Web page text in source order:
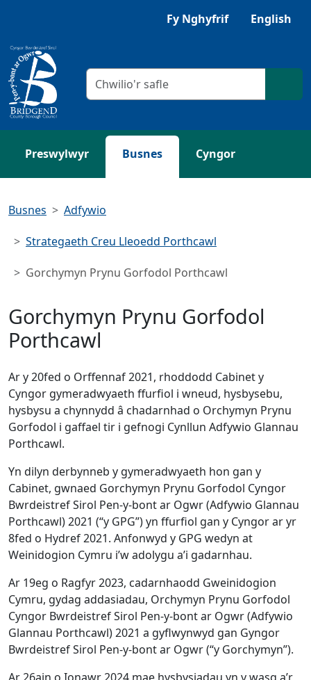
Gwrandewch gyda Browsealoud
Fy Nghyfrif English
Meini prawf chwilio
Preswylwyr Busnes Cyngor
Busnes Adfywio
Strategaeth Creu Lleoedd Porthcawl
Gorchymyn Prynu Gorfodol Porthcawl
Gorchymyn Prynu Gorfodol
Porthcawl
Ar y 20fed o Orffennaf 2021, rhoddodd Cabinet y
Cyngor gymeradwyaeth ffurfiol i wneud, hysbysebu,
hysbysu a chynnydd â chadarnhad o Orchymyn Prynu
Gorfodol i gaffael tir i gefnogi Cynllun Adfywio Glannau
Porthcawl.
Yn dilyn derbynneb y gymeradwyaeth hon gan y
Cabinet, gwnaed Gorchymyn Prynu Gorfodol Cyngor
Bwrdeistref Sirol Pen-y-bont ar Ogwr (Adfywio Glannau
Porthcawl) 2021 (“y GPG”) yn ffurfiol gan y Cyngor ar yr
8fed o Hydref 2021. Anfonwyd y GPG wedyn at
Weinidogion Cymru i’w adolygu a’i gadarnhau.
Ar 19eg o Ragfyr 2023, cadarnhaodd Gweinidogion
Cymru, gydag addasiadau, Orchymyn Prynu Gorfodol
Cyngor Bwrdeistref Sirol Pen-y-bont ar Ogwr (Adfywio
Glannau Porthcawl) 2021 a gyflwynwyd gan Gyngor
Bwrdeistref Sirol Pen-y-bont ar Ogwr (“y Gorchymyn”).